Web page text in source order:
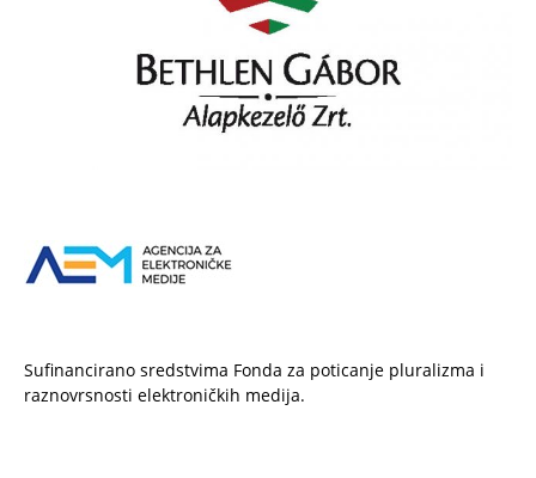
Sufinancirano sredstvima Fonda za poticanje pluralizma i
raznovrsnosti elektroničkih medija.